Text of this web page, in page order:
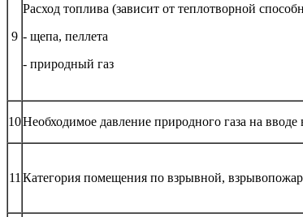
9
Расход топлива (зависит от теплотворной
- щепа, пеллета
- природный газ
10Необходимое давление природного газа на вводе
11 Категория помещения по взрывной,